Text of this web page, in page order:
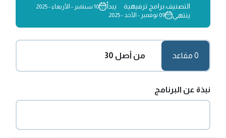
التصنيف:برامج ترفيهية يبدأ 10 سبتمبر - الأربعاء - 2025
ينتهي 09 نوفمبر - الأحد - 2025
0 مقاعد من أصل 30
نبذة عن البرنامج